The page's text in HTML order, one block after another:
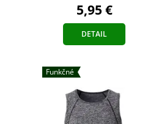
5,95 €
DETAIL
Funkčné